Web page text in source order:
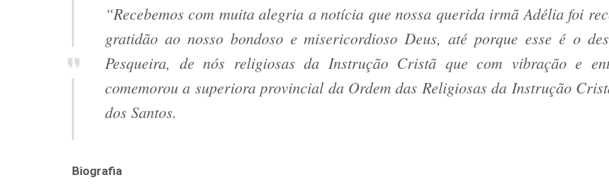
“Recebemos com muita alegria a notícia que nossa querida irmã Adélia foi
gratidão ao nosso bondoso e misericordioso Deus, até porque esse é o
Pesqueira, de nós religiosas da Instrução Cristã que com vibração e
comemorou a superiora provincial da Ordem das Religiosas da Instrução
dos Santos.
Biografia